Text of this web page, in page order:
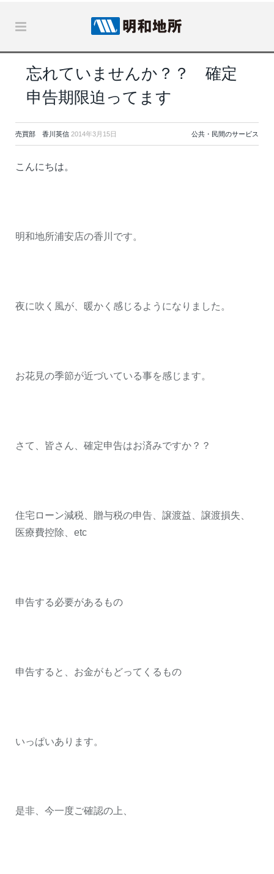
忘れていませんか？？ 確定
申告期限迫ってます
売買部 香川英信 2014年3月15日 公共・民間のサービス
こんにちは。
明和地所浦安店の香川です。
夜に吹く風が、暖かく感じるようになりました。
お花見の季節が近づいている事を感じます。
さて、皆さん、確定申告はお済みですか？？
住宅ローン減税、贈与税の申告、譲渡益、譲渡損失、
医療費控除、etc
申告する必要があるもの
申告すると、お金がもどってくるもの
いっぱいあります。
是非、今一度ご確認の上、